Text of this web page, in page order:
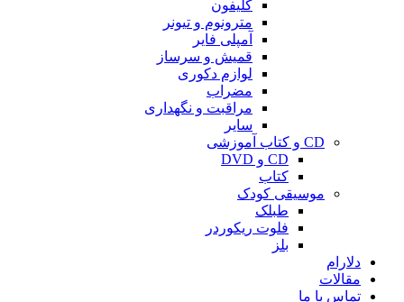
کلیفون
مترونوم و تیونر
آمپلی فایر
قمیش و سرساز
لوازم دکوری
مضراب
مراقبت و نگهداری
سایر
CD و کتاب آموزشی
CD و DVD
کتاب
موسیقی کودک
طبلک
فلوت ریکوردر
بلز
دلارام
مقالات
تماس با ما